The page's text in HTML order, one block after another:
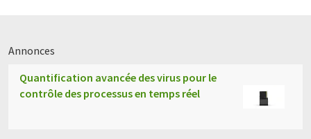
Annonces
Quantification avancée des virus pour le
contrôle des processus en temps réel